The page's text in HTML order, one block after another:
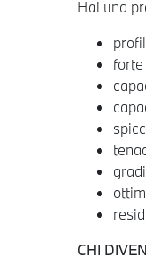
Hai una
CHI